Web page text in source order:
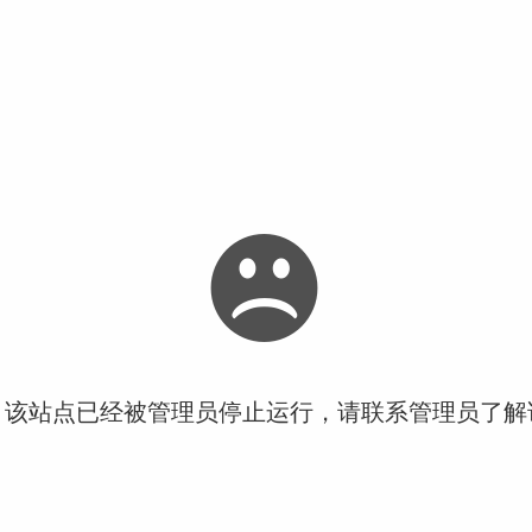
站点已经被管理员停止运行，请联系管理员了